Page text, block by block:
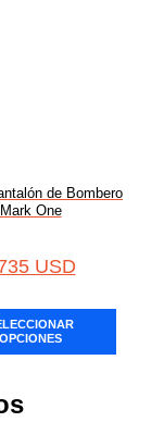
de Bombero
Mark One
USD
OPCIONES